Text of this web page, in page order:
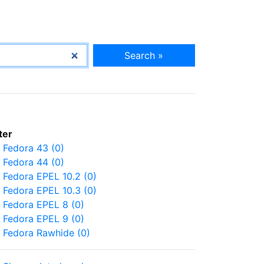
Search »
Fedora 43 (0)
Fedora 44 (0)
Fedora EPEL 10.2 (0)
Fedora EPEL 10.3 (0)
Fedora EPEL 8 (0)
Fedora EPEL 9 (0)
Fedora Rawhide (0)